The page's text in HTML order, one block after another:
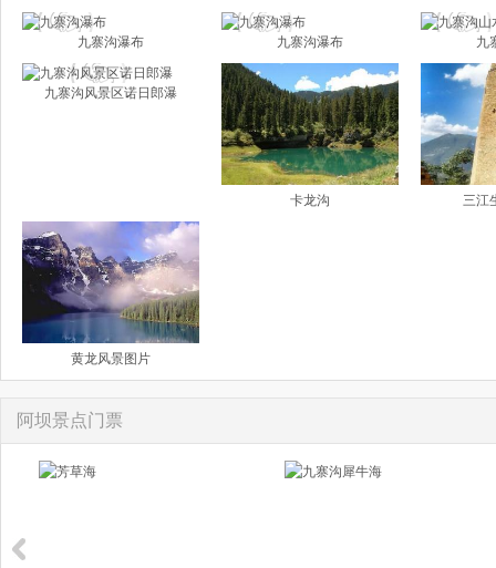
九寨沟瀑布 九寨沟瀑布 九
九寨沟风景区诺日郎瀑
卡龙沟 三江
黄龙风景图片
阿坝景点门票